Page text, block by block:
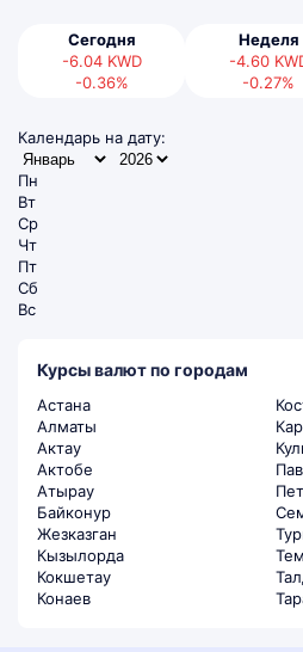
Сегодня
-6.04 KWD
-0.36%
Неделя
-4.60
-0.27%
Календарь на дату:
Пн
Вт
Ср
Чт
Пт
Сб
Вс
Курсы валют по городам
Астана
Алматы
Актау
Актобе
Атырау
Байконур
Жезказган
Кызылорда
Кокшетау
Конаев